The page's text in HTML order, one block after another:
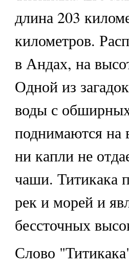
длина 203
километров.
в Андах, на
Одной из
воды с
поднимаются на
ни капли не
чаши. Титикака
рек и морей и
бессточных
Слово